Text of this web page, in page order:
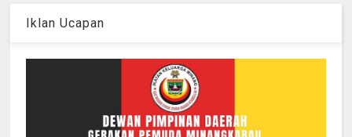
Iklan Ucapan